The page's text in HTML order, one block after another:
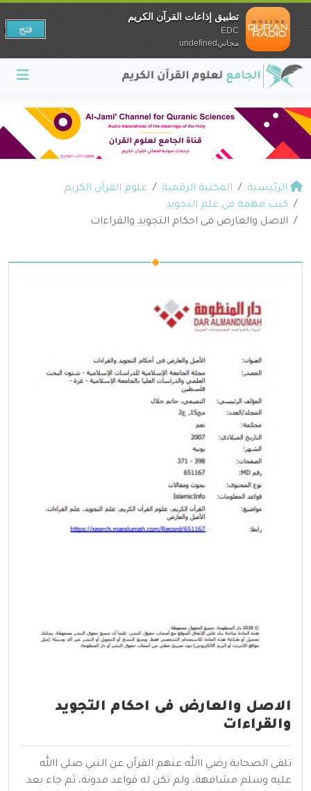
الرئيسية المكتبة الرقمية
علوم القرآن الكريم
كتب مهمة في علم التجويد
الاصل والعارض فى احكام التجويد والقراءات
الاصل والعارض فى احكام التجويد
والقراءات
تلقى الصحابة رضي االله عنهم القرآن عن النبي صلى االله
عليه وسلم مشافهة، ولم تكن له قواعد مدونة، ثم جاء بعد
تطبيق إذاعات القرآن الكريم
EDC
مجانيundefined
فتح